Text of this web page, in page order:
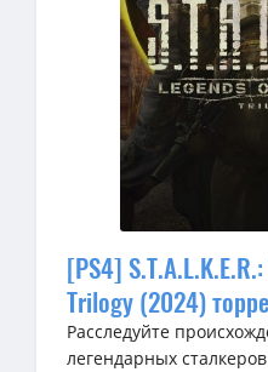
[PS4]
Trilogy (2024)
Расследуйте
легендарных